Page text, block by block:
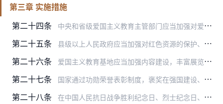
第三章 实施措施
第二十四条
中央和省级爱国主义教育主管部门应当加强对爱国主义教育工作的统筹，指导推动有关部门和单位创新爱国主义教育方式，充分利用各类爱国主义教育资源和平台载体，推进爱国主义…
第二十五条 县级以上人民政府应当加强对红色资源的保护、管理和利用，发掘具有历史价值、纪念意义的红色资源，推动红色旅游融合发展示范区建设，发挥红色资源教育功能，传承爱国主义精…
第二十六条 爱国主义教育基地应当加强内容建设，丰富展览展示方式，打造精品陈列，为国家机关、企业事业单位、社会组织、公民开展爱国主义教育活动和参观学习提供便利服务，发挥爱国主…
第二十七条 国家通过功勋荣誉表彰制度，褒奖在强国建设、民族复兴中做出突出贡献的人士，弘扬以爱国主义为核心的民族精神和以改革创新为核心的时代精神。
第二十八条 在中国人民抗日战争胜利纪念日、烈士纪念日、南京大屠杀死难者国家公祭日和其他重要纪念日，县级以上人民政府应当组织开展纪念活动，举行敬献花篮、瞻仰纪念设施、祭扫烈士…